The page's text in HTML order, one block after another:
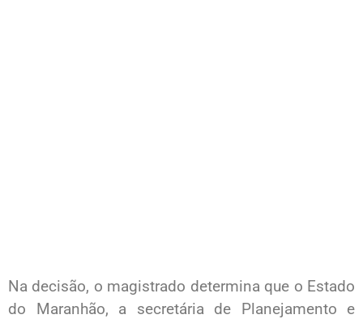
Na decisão, o magistrado determina que o Estado
do Maranhão, a secretária de Planejamento e